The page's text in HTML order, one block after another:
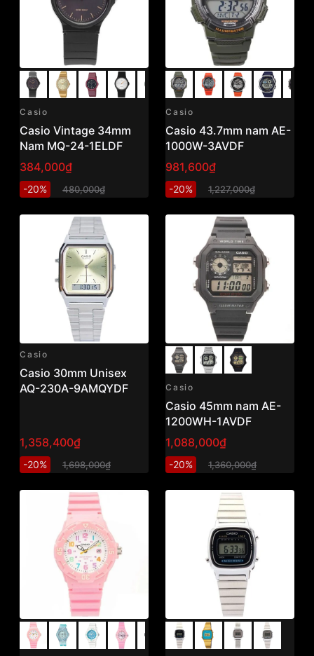
Casio
Casio Vintage 34mm
Nam MQ-24-1ELDF
384,000₫
-20% 480,000₫
Casio
Casio 43.7mm nam AE-
1000W-3AVDF
981,600₫
-20% 1,227,000₫
Casio
Casio 30mm Unisex
AQ-230A-9AMQYDF
1,358,400₫
-20% 1,698,000₫
Casio
Casio 45mm nam AE-
1200WH-1AVDF
1,088,000₫
-20% 1,360,000₫